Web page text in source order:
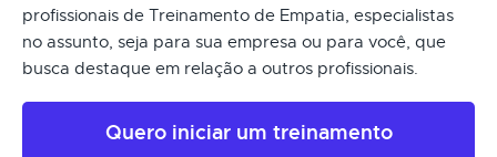
profissionais de Treinamento de Empatia, especialistas
no assunto, seja para sua empresa ou para você, que
busca destaque em relação a outros profissionais.
Quero iniciar um treinamento